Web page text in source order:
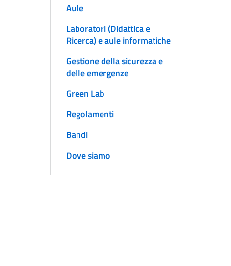
Aule
Laboratori (Didattica e
Ricerca) e aule informatiche
Gestione della sicurezza e
delle emergenze
Green Lab
Regolamenti
Bandi
Dove siamo